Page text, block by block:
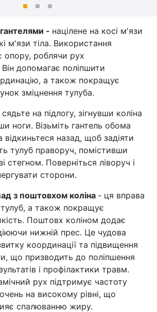
- націлене на косі м'язи
м'язи тіла. Використання
опору, роблячи рух
допомагає поліпшити
а також покращує
зміцнення тулуба.
на підлогу, зігнувши коліна
ноги. Візьміть гантель обома
відкиньтеся назад, щоб задіяти
тулуб праворуч, помістивши
стегном. Поверніться ліворуч і
сторони.
з поштовхом коліна - ця вправа
тулуб, а також покращує
Поштовх коліном додає
нижній прес. Це чудова
координації та підвищення
що призводить до поліпшення
і профілактики травм.
рух підтримує частоту
на високому рівні, що
спалюванню жиру.